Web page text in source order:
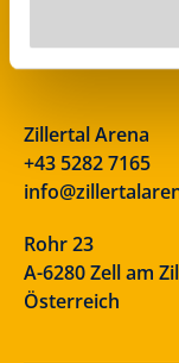
Zillertal Arena
+43 5282 7165
Rohr 23
A-6280 Zell am
Österreich